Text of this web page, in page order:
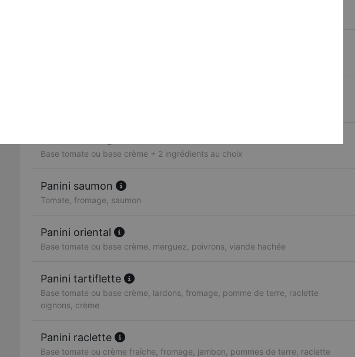
Base tomate ou base crème + 2 ingrédients au choix
Panini saumon
Tomate, fromage, saumon
Panini oriental
Base tomate ou base crème, merguez, poivrons, viande hachée
Panini tartiflette
Base tomate ou base crème, lardons, fromage, pomme de terre, raclette
oignons, crème
Panini raclette
Base tomate ou crème fraîche, fromage, jambon, pommes de terre, raclette